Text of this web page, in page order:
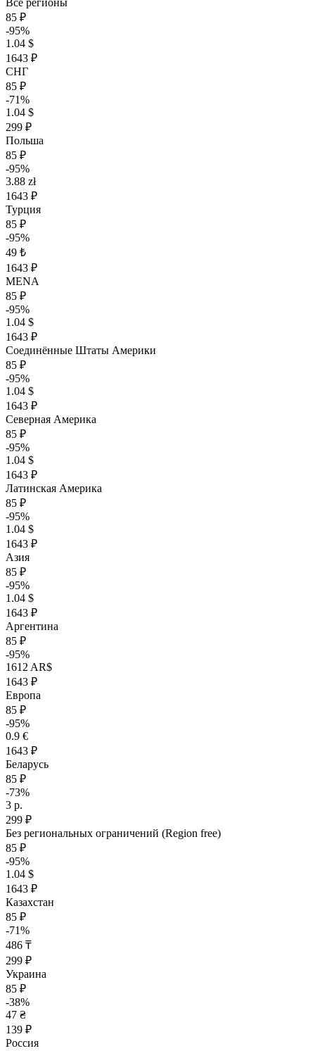
Все регионы
85 ₽
-95%
1.04 $
1643 ₽
СНГ
85 ₽
-71%
1.04 $
299 ₽
Польша
85 ₽
-95%
3.88 zł
1643 ₽
Турция
85 ₽
-95%
49 ₺
1643 ₽
MENA
85 ₽
-95%
1.04 $
1643 ₽
Соединённые Штаты Америки
85 ₽
-95%
1.04 $
1643 ₽
Северная Америка
85 ₽
-95%
1.04 $
1643 ₽
Латинская Америка
85 ₽
-95%
1.04 $
1643 ₽
Азия
85 ₽
-95%
1.04 $
1643 ₽
Аргентина
85 ₽
-95%
1612 AR$
1643 ₽
Европа
85 ₽
-95%
0.9 €
1643 ₽
Беларусь
85 ₽
-73%
3 р.
299 ₽
Без региональных ограничений (Region free)
85 ₽
-95%
1.04 $
1643 ₽
Казахстан
85 ₽
-71%
486 ₸
299 ₽
Украина
85 ₽
-38%
47 ₴
139 ₽
Россия